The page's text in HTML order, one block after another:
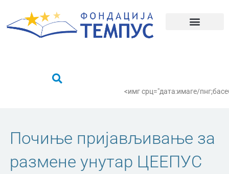
садржај
<имг срц="дата:имаге/
Почиње пријављивање за
размене унутар ЦЕЕПУС